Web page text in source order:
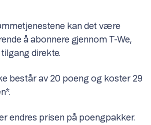
kan det være
å abonnere gjennom T-We,
direkte.
består av 20 poeng og koster 29
endres prisen på poengpakker.